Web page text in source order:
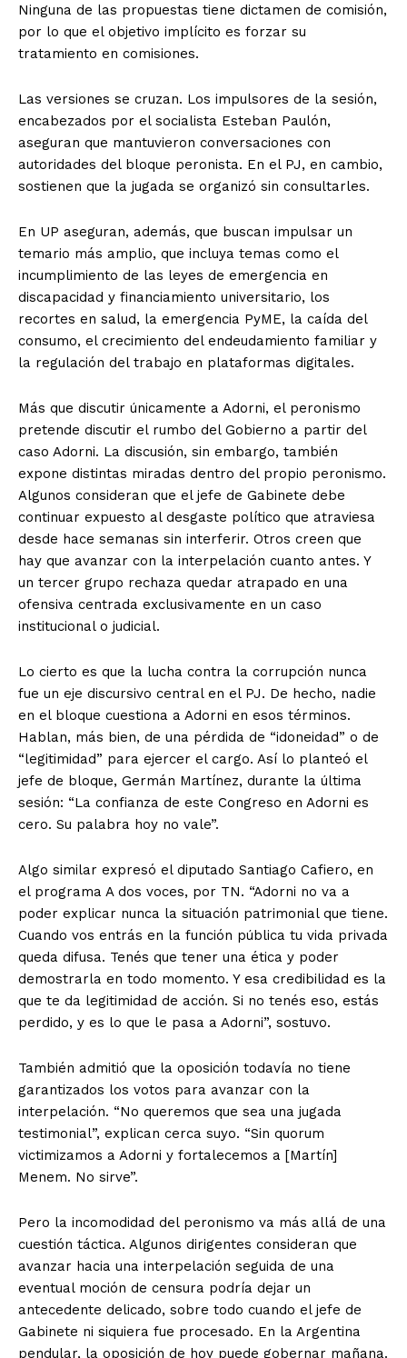
Ninguna de las propuestas tiene dictamen de comisión,
por lo que el objetivo implícito es forzar su
tratamiento en comisiones.
Las versiones se cruzan. Los impulsores de la sesión,
encabezados por el socialista Esteban Paulón,
aseguran que mantuvieron conversaciones con
autoridades del bloque peronista. En el PJ, en cambio,
sostienen que la jugada se organizó sin consultarles.
En UP aseguran, además, que buscan impulsar un
temario más amplio, que incluya temas como el
incumplimiento de las leyes de emergencia en
discapacidad y financiamiento universitario, los
recortes en salud, la emergencia PyME, la caída del
consumo, el crecimiento del endeudamiento familiar y
la regulación del trabajo en plataformas digitales.
Más que discutir únicamente a Adorni, el peronismo
pretende discutir el rumbo del Gobierno a partir del
caso Adorni. La discusión, sin embargo, también
expone distintas miradas dentro del propio peronismo.
Algunos consideran que el jefe de Gabinete debe
continuar expuesto al desgaste político que atraviesa
desde hace semanas sin interferir. Otros creen que
hay que avanzar con la interpelación cuanto antes. Y
un tercer grupo rechaza quedar atrapado en una
ofensiva centrada exclusivamente en un caso
institucional o judicial.
Lo cierto es que la lucha contra la corrupción nunca
fue un eje discursivo central en el PJ. De hecho, nadie
en el bloque cuestiona a Adorni en esos términos.
Hablan, más bien, de una pérdida de “idoneidad” o de
“legitimidad” para ejercer el cargo. Así lo planteó el
jefe de bloque, Germán Martínez, durante la última
sesión: “La confianza de este Congreso en Adorni es
cero. Su palabra hoy no vale”.
Algo similar expresó el diputado Santiago Cafiero, en
el programa A dos voces, por TN. “Adorni no va a
poder explicar nunca la situación patrimonial que tiene.
Cuando vos entrás en la función pública tu vida privada
queda difusa. Tenés que tener una ética y poder
demostrarla en todo momento. Y esa credibilidad es la
que te da legitimidad de acción. Si no tenés eso, estás
perdido, y es lo que le pasa a Adorni”, sostuvo.
También admitió que la oposición todavía no tiene
garantizados los votos para avanzar con la
interpelación. “No queremos que sea una jugada
testimonial”, explican cerca suyo. “Sin quorum
victimizamos a Adorni y fortalecemos a [Martín]
Menem. No sirve”.
Pero la incomodidad del peronismo va más allá de una
cuestión táctica. Algunos dirigentes consideran que
avanzar hacia una interpelación seguida de una
eventual moción de censura podría dejar un
antecedente delicado, sobre todo cuando el jefe de
Gabinete ni siquiera fue procesado. En la Argentina
pendular, la oposición de hoy puede gobernar mañana.